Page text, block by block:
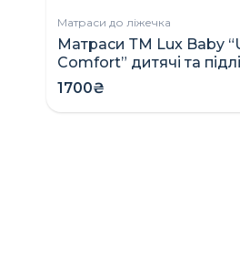
Матраси до ліжечка
Матраси ТМ Lux Baby
Comfort” дитячі та
1700₴